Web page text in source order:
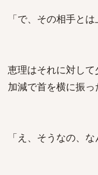
「で、その相手と
恵理はそれに対し
加減で首を横に振っ
「え、そうなの、な